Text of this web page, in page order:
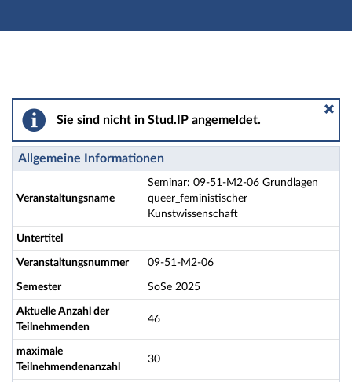
Hauptnavigation
Seminar: 09-51-M2-06 Grundlagen
Sie sind nicht in Stud.IP angemeldet.
Allgemeine Informationen
Veranstaltungsname
Seminar: 09-51-M2-06 Grundlagen
queer_feministischer
Kunstwissenschaft
Untertitel
Veranstaltungsnummer 09-51-M2-06
Semester SoSe 2025
Aktuelle Anzahl der
Teilnehmenden
46
maximale
Teilnehmendenanzahl
30